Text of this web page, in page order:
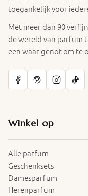
toegankelijk voor
Met meer dan 90
de wereld van parfum
een waar genot om te
Winkel op
Alle parfum
Geschenksets
Damesparfum
Herenparfum